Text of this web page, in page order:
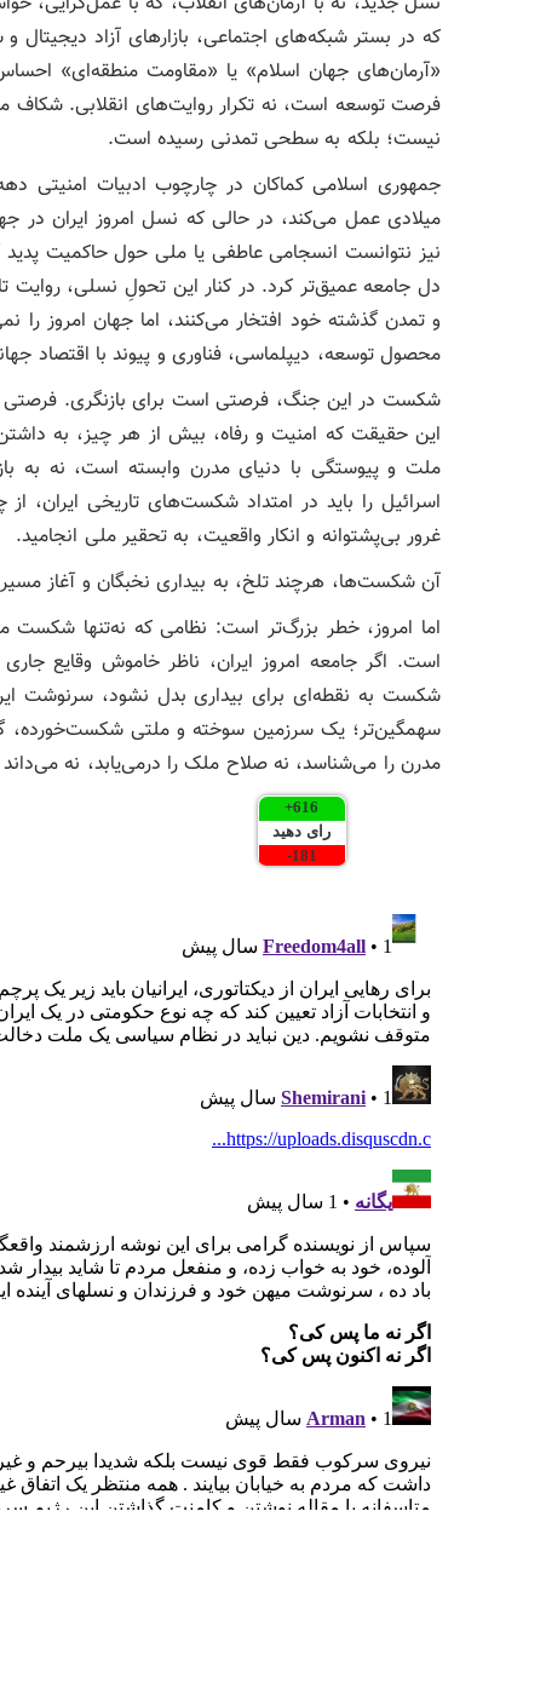
که در بستر شبکه‌های اجتماعی، بازارهای آزاد
«آرمان‌های جهان اسلام» یا «مقاومت منطقه‌ای»
فرصت توسعه است، نه تکرار روایت‌های انقلابی.
نیست؛ بلکه به سطحی تمدنی رسیده است.
جمهوری اسلامی کماکان در چارچوب ادبیات
میلادی عمل می‌کند، در حالی که نسل امروز ایران در
نیز نتوانست انسجامی عاطفی یا ملی حول حاکمیت
دل جامعه عمیق‌تر کرد. در کنار این تحولِ نسلی، روایت
و تمدن گذشته خود افتخار می‌کنند، اما جهان امروز را
محصول توسعه، دیپلماسی، فناوری و پیوند با اقتصاد
شکست در این جنگ، فرصتی است برای بازنگری. فرصتی
این حقیقت که امنیت و رفاه، بیش از هر چیز، به
ملت و پیوستگی با دنیای مدرن وابسته است، نه به
اسرائیل را باید در امتداد شکست‌های تاریخی ایران،
غرور بی‌پشتوانه و انکار واقعیت، به تحقیر ملی انجامید.
آن شکست‌ها، هرچند تلخ، به بیداری نخبگان و آغاز مسیر
اما امروز، خطر بزرگ‌تر است: نظامی که نه‌تنها شکست
است. اگر جامعه امروز ایران، ناظر خاموش وقایع
شکست به نقطه‌ای برای بیداری بدل نشود، سرنوشت
سهمگین‌تر؛ یک سرزمین سوخته و ملتی شکست‌خورده،
مدرن را می‌شناسد، نه صلاح ملک را درمی‌یابد، نه
616
+
رای دهید
181
-